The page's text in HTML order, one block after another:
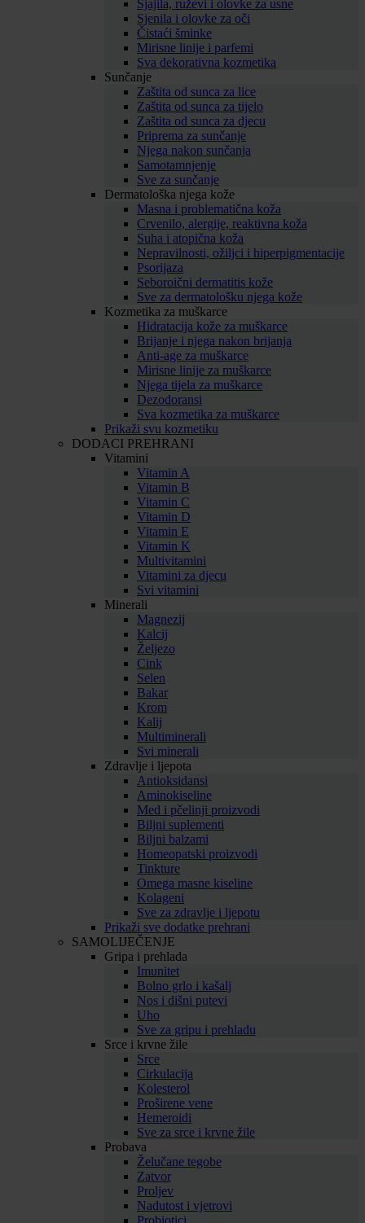
Sjajila, ruževi i olovke za usne
Sjenila i olovke za oči
Čistaći šminke
Mirisne linije i parfemi
Sva dekorativna kozmetika
Sunčanje
Zaštita od sunca za lice
Zaštita od sunca za tijelo
Zaštita od sunca za djecu
Priprema za sunčanje
Njega nakon sunčanja
Samotamnjenje
Sve za sunčanje
Dermatološka njega kože
Masna i problematična koža
Crvenilo, alergije, reaktivna koža
Suha i atopična koža
Nepravilnosti, ožiljci i hiperpigmentacije
Psorijaza
Seboroični dermatitis kože
Sve za dermatološku njega kože
Kozmetika za muškarce
Hidratacija kože za muškarce
Brijanje i njega nakon brijanja
Anti-age za muškarce
Mirisne linije za muškarce
Njega tijela za muškarce
Dezodoransi
Sva kozmetika za muškarce
Prikaži svu kozmetiku
DODACI PREHRANI
Vitamini
Vitamin A
Vitamin B
Vitamin C
Vitamin D
Vitamin E
Vitamin K
Multivitamini
Vitamini za djecu
Svi vitamini
Minerali
Magnezij
Kalcij
Željezo
Cink
Selen
Bakar
Krom
Kalij
Multiminerali
Svi minerali
Zdravlje i ljepota
Antioksidansi
Aminokiseline
Med i pčelinji proizvodi
Biljni suplementi
Biljni balzami
Homeopatski proizvodi
Tinkture
Omega masne kiseline
Kolageni
Sve za zdravlje i ljepotu
Prikaži sve dodatke prehrani
SAMOLIJEČENJE
Gripa i prehlada
Imunitet
Bolno grlo i kašalj
Nos i dišni putevi
Uho
Sve za gripu i prehladu
Srce i krvne žile
Srce
Cirkulacija
Kolesterol
Proširene vene
Hemeroidi
Sve za srce i krvne žile
Probava
Želučane tegobe
Zatvor
Proljev
Nadutost i vjetrovi
Probiotici